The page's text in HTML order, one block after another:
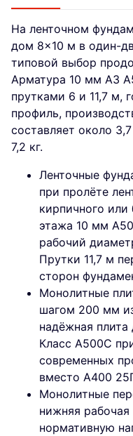
На ленточном
дом 8×10 м в один-
типовой выбор
Арматура 10 мм А3
прутками 6 и 11,7 м,
профиль,
составляет около
7,2 кг.
Ленточные
при пролёте
кирпичного
этажа 10 мм
рабочий
Прутки 11,7 м
сторон
Монолитные
шагом 200 мм
надёжная плита
Класс А500С
современных
вместо А400
Монолитные
нижняя
нормативную